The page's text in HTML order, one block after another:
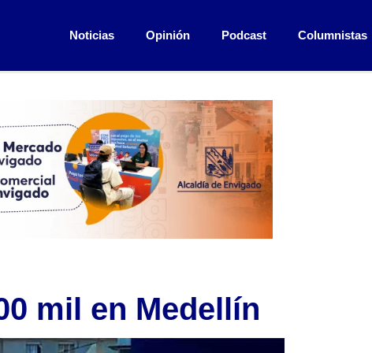
Noticias Opinión Podcast Columnistas
mil en Medellín